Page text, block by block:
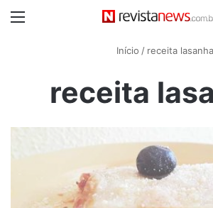
Início / receita lasanha
receita